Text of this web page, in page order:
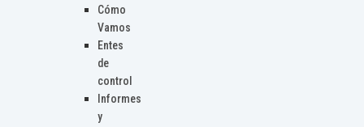
Cómo
Vamos
Entes
de
control
Informes
y